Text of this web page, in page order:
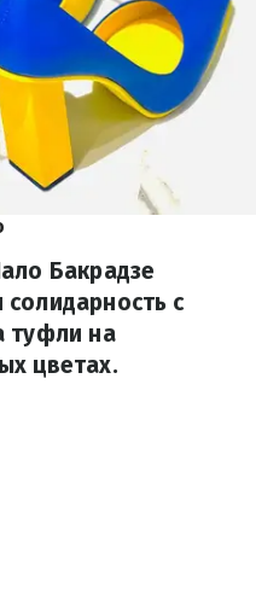
Бакрадзе
с
туфли на
цветах.